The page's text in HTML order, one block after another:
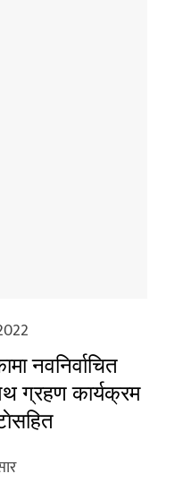
नवनिर्वाचित
ग्रहण कार्यक्रम